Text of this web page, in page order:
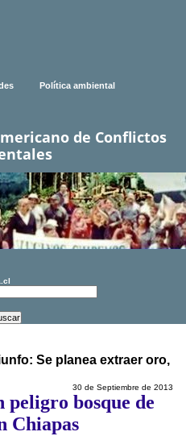
Política ambiental
de Conflictos
Se planea extraer oro,
30 de Septiembre de 2013
peligro bosque de
Chiapas